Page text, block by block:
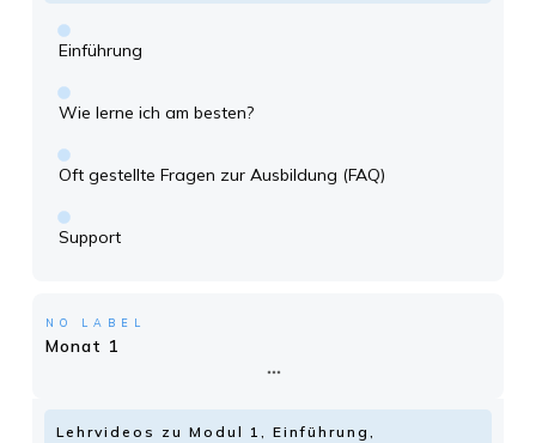
Einführung
Wie lerne ich am besten?
Oft gestellte Fragen zur Ausbildung (FAQ)
Support
NO LABEL
Monat 1
Lehrvideos zu Modul 1, Einführung,